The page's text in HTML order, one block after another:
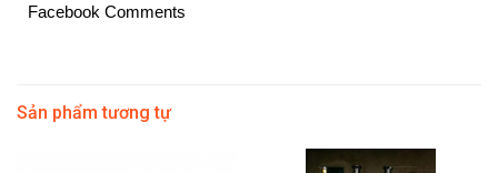
Facebook Comments
Sản phẩm tương tự